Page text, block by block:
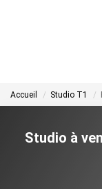
Accueil Studio T1
Studio à